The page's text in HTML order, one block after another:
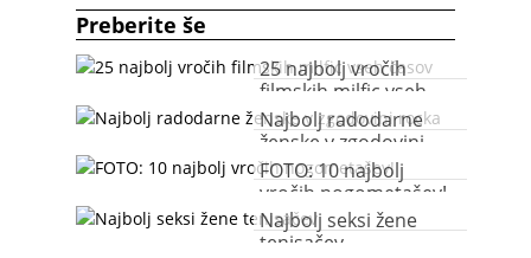
Preberite še
25 najbolj vročih
filmskih milfic vseh
časov
Najbolj radodarne
ženske v zgodovini
rocka
FOTO: 10 najbolj
vročih nogometašev!
Najbolj seksi žene
tenisačev